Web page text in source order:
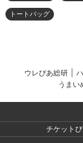
トートバッグ
ウレぴあ総研
うまい
チケット